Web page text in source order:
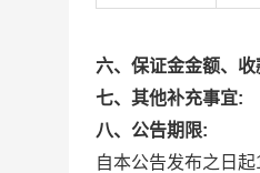
六、保证金金额、
七、其他补充事宜:
八、公告期限:
自本公告发布之日起